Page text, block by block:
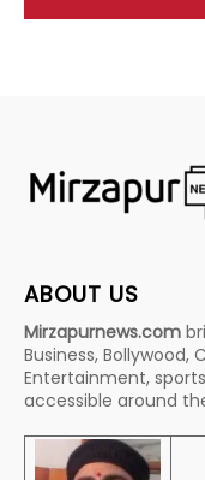
ABOUT US
Mirzapurnews.com
Business, Bollywood,
Entertainment,
accessible around